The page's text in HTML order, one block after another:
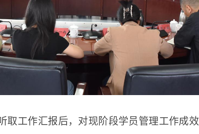
取工作汇报后，对现阶段学员管理工作成